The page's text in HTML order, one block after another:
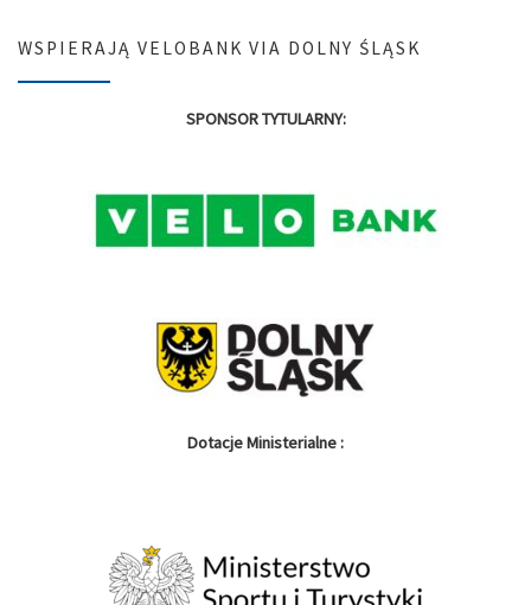
WSPIERAJĄ VELOBANK VIA DOLNY ŚLĄSK
SPONSOR TYTULARNY:
Dotacje Ministerialne :